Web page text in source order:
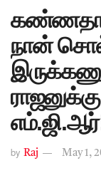
நான்
by Raj May 1,